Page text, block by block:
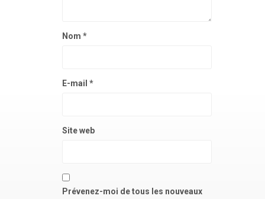
Nom *
E-mail *
Site web
Prévenez-moi de tous les nouveaux